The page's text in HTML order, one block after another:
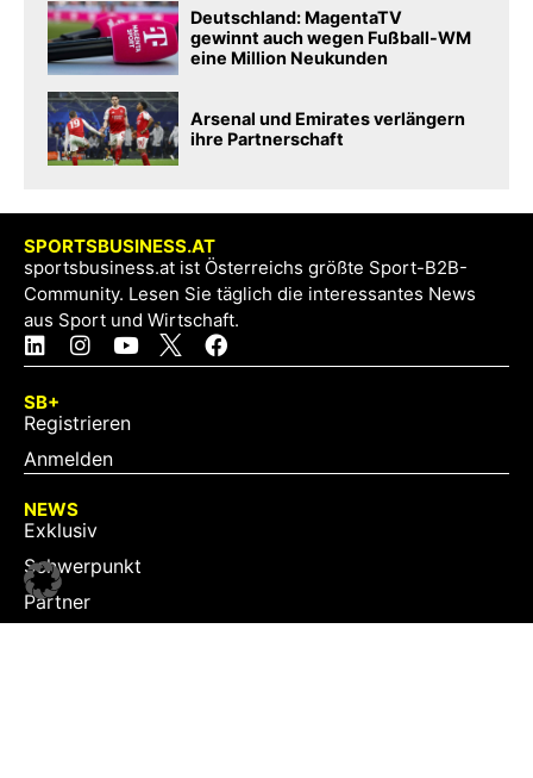
Deutschland: MagentaTV
gewinnt auch wegen Fußball-WM
eine Million Neukunden
Arsenal und Emirates verlängern
ihre Partnerschaft
SPORTSBUSINESS.AT
sportsbusiness.at ist Österreichs größte Sport-B2B-
Community. Lesen Sie täglich die interessantes News
aus Sport und Wirtschaft.
SB+
Registrieren
Anmelden
NEWS
Exklusiv
Schwerpunkt
Partner